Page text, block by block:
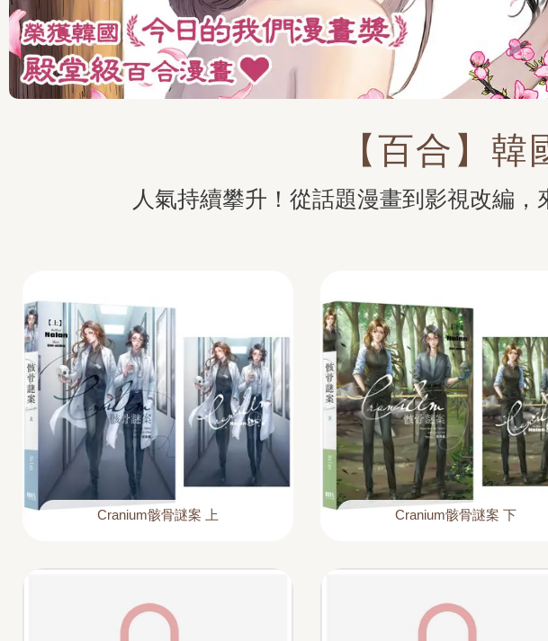
【百合】
人氣持續攀升！從話題漫畫到影視改編
Cranium骸骨謎案 上 Cranium骸骨謎案 下